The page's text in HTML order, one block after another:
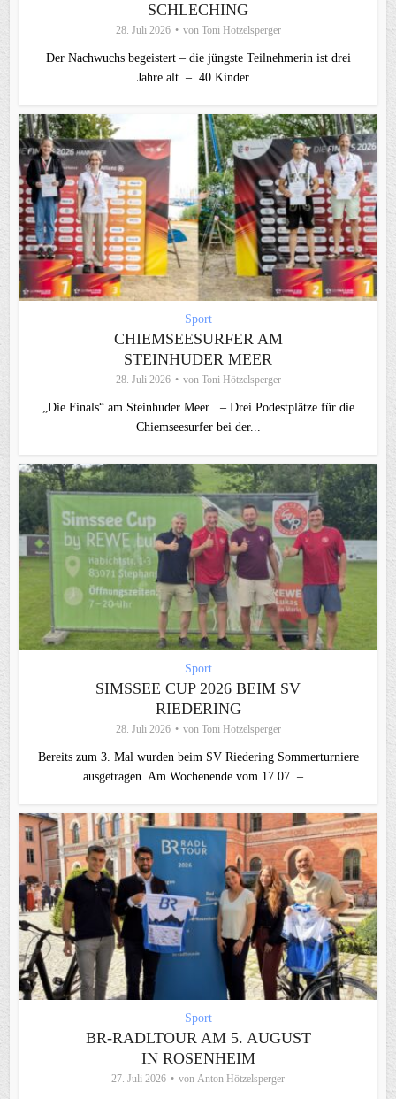
SCHLECHING
28. Juli 2026 von Toni Hötzelsperger
Der Nachwuchs begeistert – die jüngste Teilnehmerin ist drei
Jahre alt – 40 Kinder...
Sport
CHIEMSEESURFER AM
STEINHUDER MEER
28. Juli 2026 von Toni Hötzelsperger
„Die Finals“ am Steinhuder Meer – Drei Podestplätze für die
Chiemseesurfer bei der...
Sport
SIMSSEE CUP 2026 BEIM SV
RIEDERING
28. Juli 2026 von Toni Hötzelsperger
Bereits zum 3. Mal wurden beim SV Riedering Sommerturniere
ausgetragen. Am Wochenende vom 17.07. –...
Sport
BR-RADLTOUR AM 5. AUGUST
IN ROSENHEIM
27. Juli 2026 von Anton Hötzelsperger